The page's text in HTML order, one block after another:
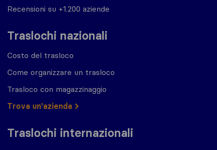
Recensioni su +1.200 aziende
Traslochi nazionali
Costo del trasloco
Come organizzare un trasloco
Trasloco con magazzinaggio
Trova un'azienda
Traslochi internazionali